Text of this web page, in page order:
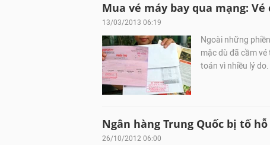
Mua vé máy bay qua mạng:
13/03/2013 06:19
Ngoài những
mặc dù đã cầm
toán vì nhiều lý do.
Ngân hàng Trung Quốc bị tố
26/10/2012 06:00